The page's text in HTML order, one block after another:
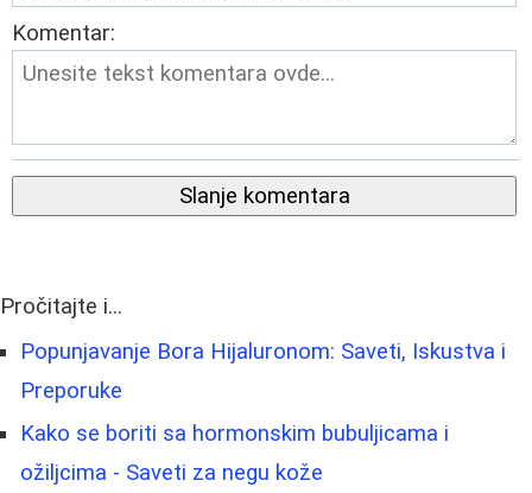
Komentar:
Slanje komentara
Pročitajte i...
Popunjavanje Bora Hijaluronom: Saveti, Iskustva i
Preporuke
Kako se boriti sa hormonskim bubuljicama i
ožiljcima - Saveti za negu kože